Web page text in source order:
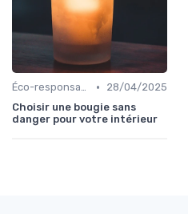
Éco-responsables •
28/04/2025
Choisir une bougie sans
danger pour votre intérieur